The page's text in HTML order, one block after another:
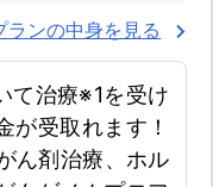
ランの中身を見る
て治療※1を受け
が受取れます！
ん剤治療、ホル